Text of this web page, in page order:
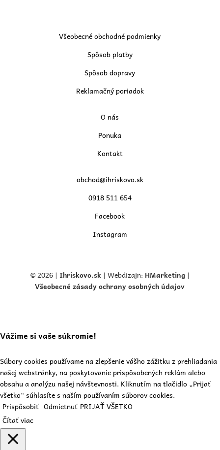
Všeobecné obchodné podmienky
Spôsob platby
Spôsob dopravy
Reklamačný poriadok
O nás
Ponuka
Kontakt
obchod@ihriskovo.sk
0918 511 654
Facebook
Instagram
© 2026 | Ihriskovo.sk| Webdizajn: HMarketing |
Všeobecné zásady ochrany osobných údajov
Vážime si vaše súkromie!
Súbory cookies používame na zlepšenie vášho zážitku z prehliadania
našej webstránky, na poskytovanie prispôsobených reklám alebo
obsahu a analýzu našej návštevnosti. Kliknutím na tlačidlo „Prijať
všetko“ súhlasíte s naším používaním súborov cookies.
Prispôsobiť Odmietnuť PRIJAŤ VŠETKO
Čítať viac